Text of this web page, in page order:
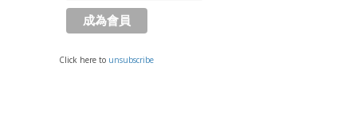
Click here to unsubscribe